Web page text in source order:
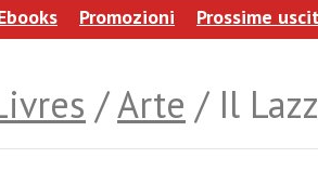
Promozioni Prossime
/Arte / Il